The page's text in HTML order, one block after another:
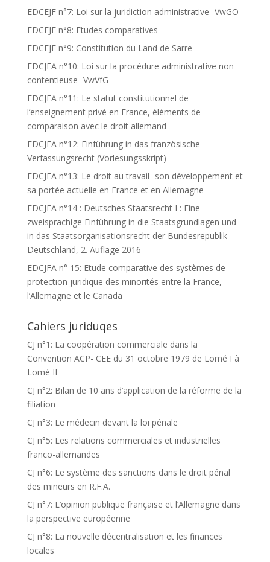
EDCEJF n°7: Loi sur la juridiction administrative -VwGO-
EDCEJF n°8: Etudes comparatives
EDCEJF n°9: Constitution du Land de Sarre
EDCJFA n°10: Loi sur la procédure administrative non
contentieuse -VwVfG-
EDCJFA n°11: Le statut constitutionnel de
l’enseignement privé en France, éléments de
comparaison avec le droit allemand
EDCJFA n°12: Einführung in das französische
Verfassungsrecht (Vorlesungsskript)
EDCJFA n°13: Le droit au travail -son développement et
sa portée actuelle en France et en Allemagne-
EDCJFA n°14 : Deutsches Staatsrecht I : Eine
zweisprachige Einführung in die Staatsgrundlagen und
in das Staatsorganisationsrecht der Bundesrepublik
Deutschland, 2. Auflage 2016
EDCJFA n° 15: Etude comparative des systèmes de
protection juridique des minorités entre la France,
l’Allemagne et le Canada
Cahiers juriduqes
CJ n°1: La coopération commerciale dans la
Convention ACP- CEE du 31 octobre 1979 de Lomé I à
Lomé II
CJ n°2: Bilan de 10 ans d’application de la réforme de la
filiation
CJ n°3: Le médecin devant la loi pénale
CJ n°5: Les relations commerciales et industrielles
franco-allemandes
CJ n°6: Le système des sanctions dans le droit pénal
des mineurs en R.F.A.
CJ n°7: L’opinion publique française et l’Allemagne dans
la perspective européenne
CJ n°8: La nouvelle décentralisation et les finances
locales